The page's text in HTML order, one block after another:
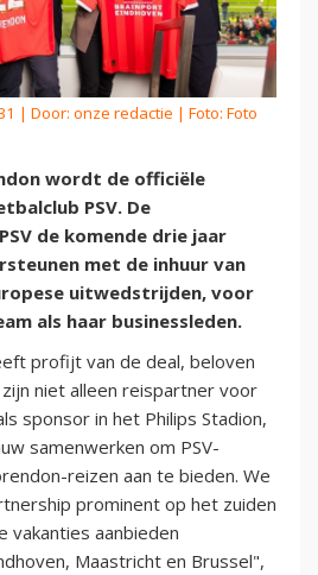
| Door: onze redactie | Foto: Foto
wordt de officiële
PSV. De
de komende drie jaar
met de inhuur van
uitwedstrijden, voor
als haar businessleden.
profijt van de deal, beloven
niet alleen reispartner voor
sponsor in het Philips Stadion,
samenwerken om PSV-
reizen aan te bieden. We
prominent op het zuiden
vakanties aanbieden
Maastricht en Brussel",